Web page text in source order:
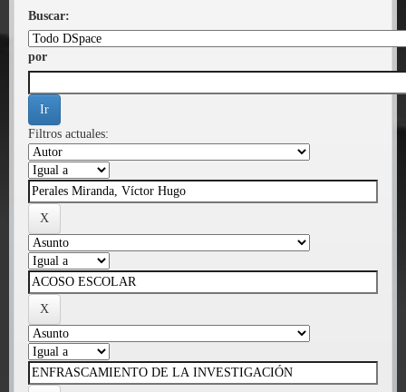
Buscar:
por
Filtros actuales: